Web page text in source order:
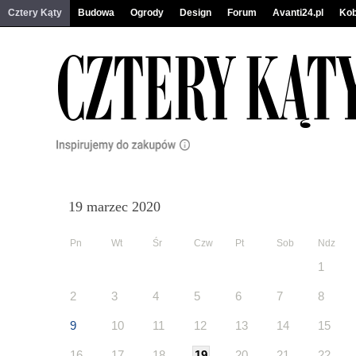
Cztery Kąty Budowa Ogrody Design Forum Avanti24.pl
19 marzec 2020
Pn Wt Śr Czw Pt Sob Ndz
1
2 3 4 5 6 7 8
9 10 11 12 13 14 15